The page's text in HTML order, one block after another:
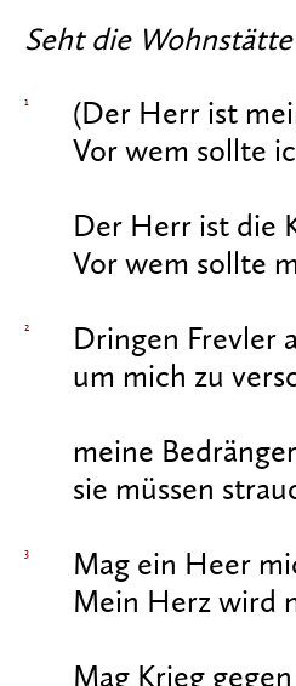
Seht die
1
(Der Herr ist
Vor wem sollte
Der Herr ist die
Vor wem sollte
2
Dringen Frevler
um mich zu
meine
sie müssen
3
Mag ein Heer
Mein Herz wird
Mag Krieg